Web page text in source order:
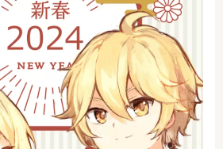
12